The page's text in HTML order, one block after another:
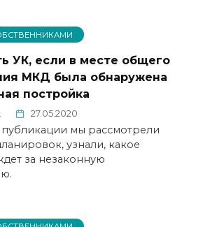
УК, если в месте общего
МКД была обнаружена
постройка
27.05.2020
мы рассмотрели
узнали, какое
за незаконную